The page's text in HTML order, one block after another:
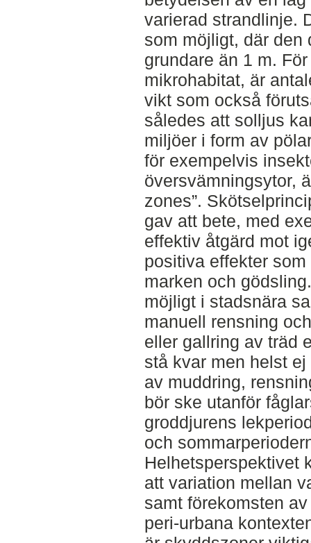
varierad strandlinje.
som möjligt, där den
grundare än 1 m.
mikrohabitat, är
vikt som också
således att solljus
miljöer i form av
för exempelvis
översvämningsytor,
zones”.
gav att bete, med
effektiv åtgärd mot
positiva effekter
marken och
möjligt i stadsnära
manuell rensning
eller gallring av träd
stå kvar men helst
av muddring,
bör ske utanför
groddjurens
och
Helhetsperspektivet
att variation mellan
samt förekomsten
peri-urbana